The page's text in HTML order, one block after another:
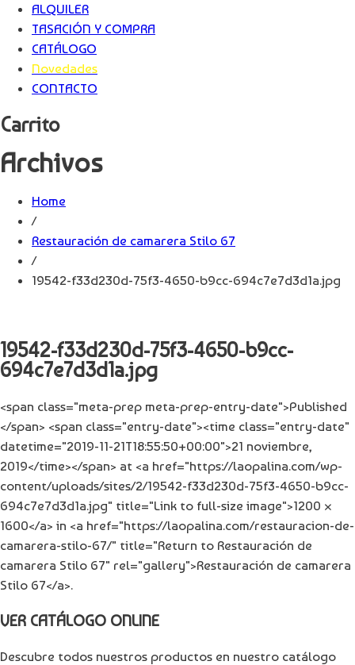
ALQUILER
TASACIÓN Y COMPRA
CATÁLOGO
Novedades
CONTACTO
Carrito
Archivos
Home
/
Restauración de camarera Stilo 67
/
19542-f33d230d-75f3-4650-b9cc-694c7e7d3d1a.jpg
19542-f33d230d-75f3-4650-b9cc-
694c7e7d3d1a.jpg
<span class="meta-prep meta-prep-entry-date">Published
</span> <span class="entry-date"><time class="entry-date"
datetime="2019-11-21T18:55:50+00:00">21 noviembre,
2019</time></span> at <a href="https://laopalina.com/wp-
content/uploads/sites/2/19542-f33d230d-75f3-4650-b9cc-
694c7e7d3d1a.jpg" title="Link to full-size image">1200 ×
1600</a> in <a href="https://laopalina.com/restauracion-de-
camarera-stilo-67/" title="Return to Restauración de
camarera Stilo 67" rel="gallery">Restauración de camarera
Stilo 67</a>.
VER CATÁLOGO ONLINE
Descubre todos nuestros productos en nuestro catálogo